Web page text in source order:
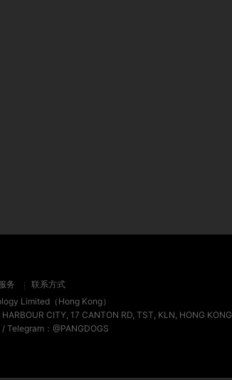
务
联系方式
Limited（Hong Kong）
CITY, 17 CANTON RD, TST, KLN, HONG KONG
：@PANGDOGS